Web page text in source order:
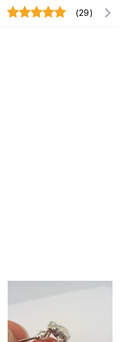
(29)